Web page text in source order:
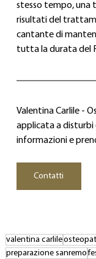
stesso tempo, una
risultati del
cantante di
tutta la durata del
Valentina Carlile -
applicata a disturbi
informazioni e
Contatti
valentina carlile
preparazione sanremo